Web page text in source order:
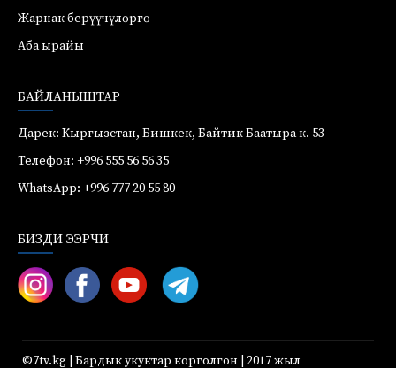
Жарнак берүүчүлөргө
Аба ырайы
БАЙЛАНЫШТАР
Дарек: Кыргызстан, Бишкек, Байтик Баатыра к. 53
Телефон: +996 555 56 56 35
WhatsApp: +996 777 20 55 80
БИЗДИ ЭЭРЧИ
©7tv.kg | Бардык укуктар корголгон | 2017 жыл